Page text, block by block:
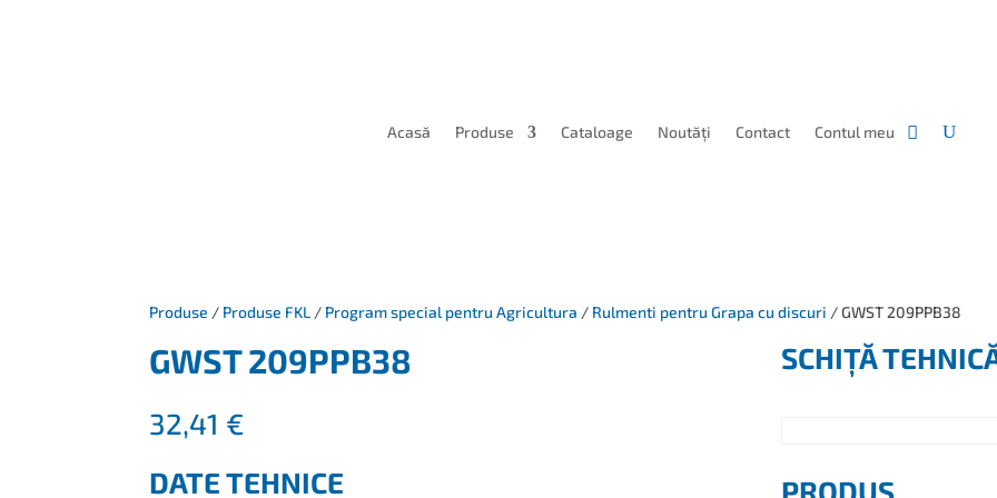
Acasă Produse Cataloage Noutăți Contact Contul meu
Produse / Produse FKL / Program special pentru Agricultura / Rulmenti pentru Grapa cu discuri / GWST 209PPB38
GWST 209PPB38
32,41 €
DATE TEHNICE
SCHIȚĂ
PRODUS